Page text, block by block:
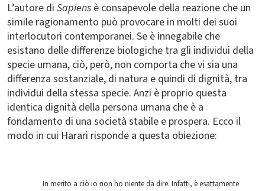
L’autore di Sapiens è consapevole della reazione che un
simile ragionamento può provocare in molti dei suoi
interlocutori contemporanei. Se è innegabile che
esistano delle differenze biologiche tra gli individui della
specie umana, ciò, però, non comporta che vi sia una
differenza sostanziale, di natura e quindi di dignità, tra
individui della stessa specie. Anzi è proprio questa
identica dignità della persona umana che è a
fondamento di una società stabile e prospera. Ecco il
modo in cui Harari risponde a questa obiezione:
In merito a ciò io non ho niente da dire. Infatti, è esattamente